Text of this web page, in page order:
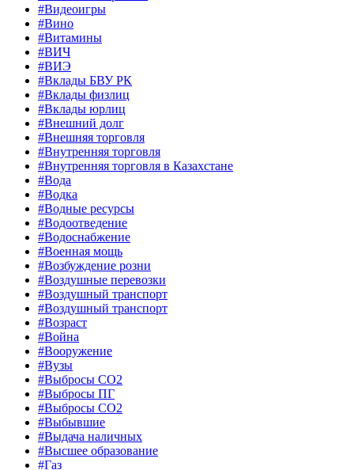
#Видеоигры
#Вино
#Витамины
#ВИЧ
#ВИЭ
#Вклады БВУ РК
#Вклады физлиц
#Вклады юрлиц
#Внешний долг
#Внешняя торговля
#Внутренняя торговля
#Внутренняя торговля в Казахстане
#Вода
#Водка
#Водные ресурсы
#Водоотведение
#Водоснабжение
#Военная мощь
#Возбуждение розни
#Воздушные перевозки
#Воздушный транспорт
#Воздушный транспорт
#Возраст
#Война
#Вооружение
#Вузы
#Выбросы CO2
#Выбросы ПГ
#Выбросы СО2
#Выбывшие
#Выдача наличных
#Высшее образование
#Газ